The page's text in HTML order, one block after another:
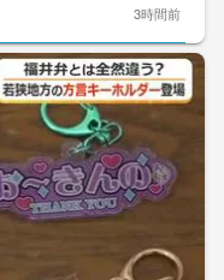
3時間前